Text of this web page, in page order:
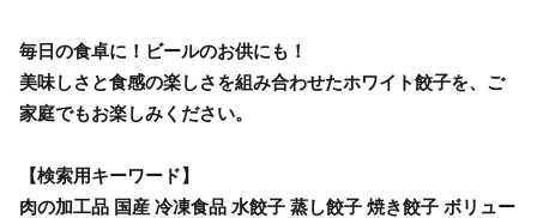
毎日の食卓に！ビールのお供にも！
美味しさと食感の楽しさを組み合わせたホワイト餃子を、ご
家庭でもお楽しみください。
【検索用キーワード】
肉の加工品 国産 冷凍食品 水餃子 蒸し餃子 焼き餃子 ボリュー